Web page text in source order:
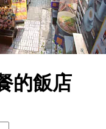
的飯店